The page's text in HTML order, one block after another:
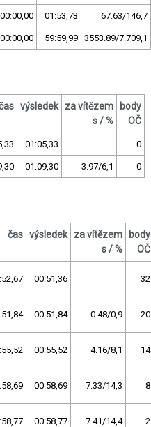
00:00,00 01:53,73 67.63/146,7
00:00,00 59:59,99 3553.89/7.709,1
výsledek
za vítězem
s / %
body
OČ
01:05,33 0
01:09,30 3.97/6,1 0
čas výsledek
za vítězem
s / %
body
OČ
00:51,36 32
00:51,84 0.48/0,9 20
00:55,52 4.16/8,1 14
00:58,69 7.33/14,3 8
00:58,77 7.41/14,4 2